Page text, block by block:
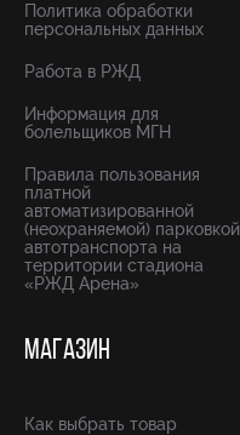
Политика обработки
персональных данных
Работа в РЖД
Информация для
болельщиков МГН
Правила пользования
платной
автоматизированной
(неохраняемой) парковкой
автотранспорта на
территории стадиона
«РЖД Арена»
МАГАЗИН
Как выбрать товар